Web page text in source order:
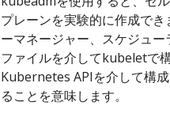
プレーンを実験的に作成で
ーマネージャー、スケジュ
ファイルを介してkubeletで
Kubernetes APIを介して構
ることを意味します。